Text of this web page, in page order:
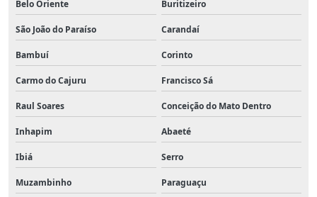
Belo Oriente Buritizeiro
São João do Paraíso Carandaí
Bambuí Corinto
Carmo do Cajuru Francisco Sá
Raul Soares Conceição do Mato Dentro
Inhapim Abaeté
Ibiá Serro
Muzambinho Paraguaçu